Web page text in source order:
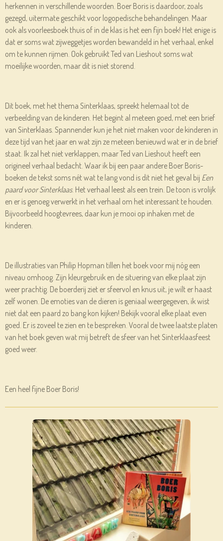
herkennen in verschillende woorden. Boer Boris is daardoor, zoals
gezegd, uitermate geschikt voor logopedische behandelingen. Maar
ook als voorleesboek thuis of in de klas is het een fijn boek! Het enige is
dat er soms wat zijweggetjes worden bewandeld in het verhaal, enkel
om te kunnen rijmen. Ook gebruikt Ted van Lieshout soms wat
moeilijke woorden, maar dit is niet storend.
Dit boek, met het thema Sinterklaas, spreekt helemaal tot de
verbeelding van de kinderen. Het begint al meteen goed, met een brief
van Sinterklaas. Spannender kun je het niet maken voor de kinderen in
deze tijd van het jaar en wat zijn ze meteen benieuwd wat er in de brief
staat. Ik zal het niet verklappen, maar Ted van Lieshout heeft een
origineel verhaal bedacht. Waar ik bij een paar andere Boer Boris-
boeken de tekst soms nét wat te lang vond is dit niet het geval bij Een
paard voor Sinterklaas. Het verhaal leest als een trein. De toon is vrolijk
en er is genoeg verwerkt in het verhaal om het interessant te houden.
Bijvoorbeeld hoogtevrees, daar kun je mooi op inhaken met de
kinderen.
De illustraties van Philip Hopman tillen het boek voor mij nóg een
niveau omhoog. Zijn kleurgebruik en de situering van elke plaat zijn
weer prachtig. De boerderij ziet er sfeervol en knus uit, je wilt er haast
zelf wonen. De emoties van de dieren is geniaal weergegeven, ik wist
niet dat een paard zo bang kon kijken! Bekijk vooral elke plaat even
goed. Er is zoveel te zien en te bespreken. Vooral de twee laatste platen
van het boek geven wat mij betreft de sfeer van het Sinterklaasfeest
goed weer.
Een heel fijne Boer Boris!